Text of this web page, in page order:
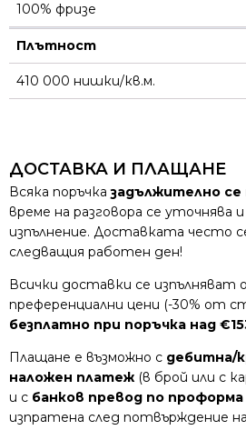
100% фризе
Плътност
410 000 нишки/кв.м.
ДОСТАВКА И ПЛАЩАНЕ
Всяка поръчказадължително
време на разговора се уточнява
изпълнение. Доставката често
следващия работен ден!
Всички доставки се
преференциални цени (-30% от
безплатно при поръчка над
Плащане е възможно с дебитна/
наложен платеж (в брой или с
и с банков превод по проформа
изпратена след потвърждение